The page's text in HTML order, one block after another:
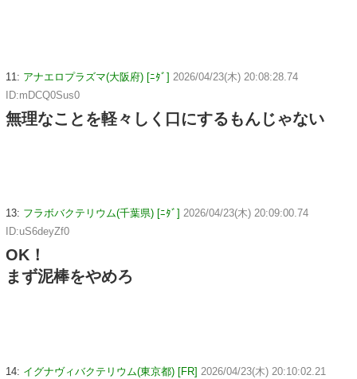
11: アナエロプラズマ(大阪府) [ﾆﾀﾞ] 2026/04/23(木) 20:08:28.74
ID:mDCQ0Sus0
無理なことを軽々しく口にするもんじゃない
13: フラボバクテリウム(千葉県) [ﾆﾀﾞ] 2026/04/23(木) 20:09:00.74
ID:uS6deyZf0
OK！
まず泥棒をやめろ
14: イグナヴィバクテリウム(東京都) [FR] 2026/04/23(木) 20:10:02.21